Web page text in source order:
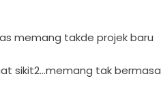
memang takde projek baru
sikit2...memang tak bermasa